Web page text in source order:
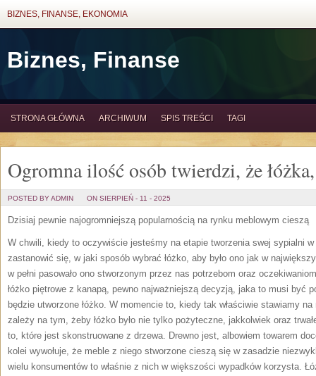
BIZNES, FINANSE, EKONOMIA
Biznes, Finanse
STRONA GŁÓWNA ARCHIWUM SPIS TREŚCI TAGI
Ogromna ilość osób twierdzi, że
POSTED BY ADMIN ON SIERPIEŃ - 11 - 2025
Dzisiaj pewnie najogromniejszą popularnością na rynku meblowym cieszą
W chwili, kiedy to oczywiście jesteśmy na etapie tworzenia swej sypialni
zastanowić się, w jaki sposób wybrać łóżko, aby było ono jak w
w pełni pasowało ono stworzonym przez nas potrzebom oraz
łóżko piętrowe z kanapą, pewno najważniejszą decyzją, jaka to musi być
będzie utworzone łóżko. W momencie to, kiedy tak właściwie stawiamy
zależy na tym, żeby łóżko było nie tylko pożyteczne, jakkolwiek oraz
to, które jest skonstruowane z drzewa. Drewno jest, albowiem towarem
kolei wywołuje, że meble z niego stworzone cieszą się w zasadzie
wielu konsumentów to właśnie z nich w większości wypadków korzysta.